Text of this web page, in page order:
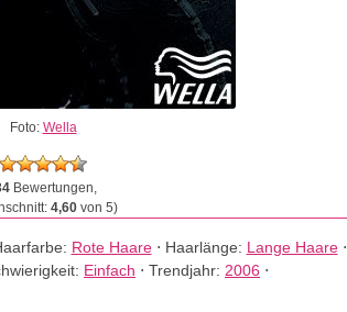
Foto: Wella
Bewertungen,
4,60von 5)
Rote Haare⋅ Haarlänge: Lange Haare⋅
Einfach ⋅Trendjahr: 2006 ⋅